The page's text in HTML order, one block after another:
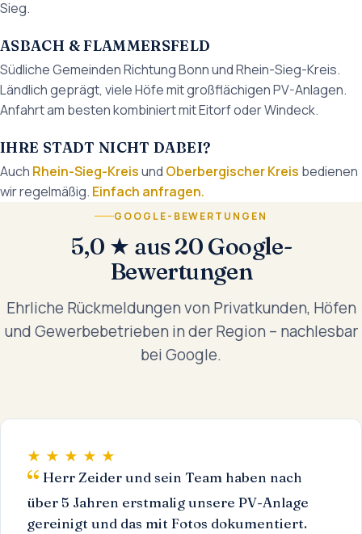
Sieg.
ASBACH & FLAMMERSFELD
Südliche Gemeinden Richtung Bonn und Rhein-Sieg-Kreis.
Ländlich geprägt, viele Höfe mit großflächigen PV-Anlagen.
Anfahrt am besten kombiniert mit Eitorf oder Windeck.
IHRE STADT NICHT DABEI?
Auch Rhein-Sieg-Kreisund Oberbergischer Kreis bedienen
wir regelmäßig. Einfach anfragen.
GOOGLE-BEWERTUNGEN
5,0 ★ aus 20 Google-
Bewertungen
Ehrliche Rückmeldungen von Privatkunden, Höfen
und Gewerbebetrieben in der Region – nachlesbar
bei Google.
★ ★ ★ ★ ★
Herr Zeider und sein Team haben nach
über 5 Jahren erstmalig unsere PV-Anlage
gereinigt und das mit Fotos dokumentiert.